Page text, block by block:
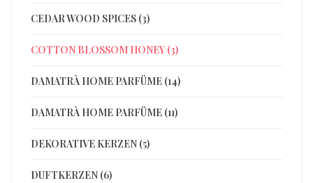
CEDAR WOOD SPICES (3)
COTTON BLOSSOM HONEY (3)
DAMATRÀ HOME PARFÜME (14)
DAMATRÀ HOME PARFÜME (11)
DEKORATIVE KERZEN (5)
DUFTKERZEN (6)